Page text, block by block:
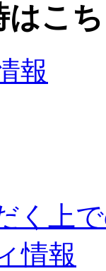
はこ
報
く上
情報